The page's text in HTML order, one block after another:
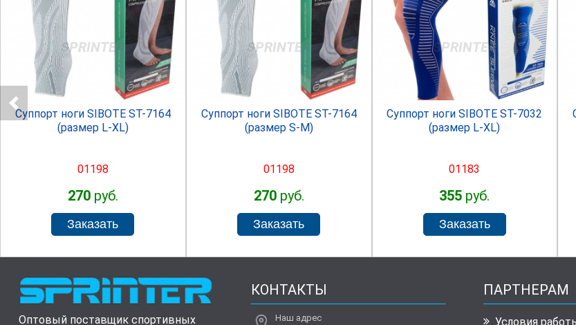
SPRINTER
Суппорт ноги SIBOTE ST-7164
(размер L-XL)
01198
270руб.
SPRINTER
Суппорт ноги SIBOTE ST-7164
(размер S-M)
01198
270руб.
SPRINTER
Суппорт ноги SIBOTE ST-7032
(размер L-XL)
01183
355 руб.
Оптовый поставщик спортивных
КОНТАКТЫ
Наш адрес
ПАРТНЕРАМ
Условия